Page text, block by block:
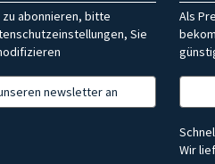
abonnieren, bitte
Sie
newsletter an
Als
Wir